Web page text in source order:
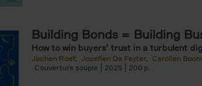
filter
Building Bonds = Building
How to win buyers’ trust in a turbulent
Jochen Roef Jozefien De Feyter
Carolien Boom
Couverture souple
2025 200